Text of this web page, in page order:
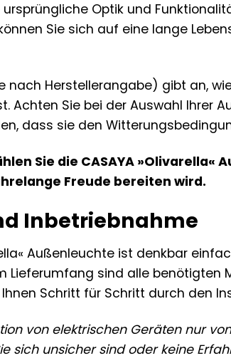
Optik und
Sie sich auf eine lange
nach Herstellerangabe) gibt an,
Achten Sie bei der Auswahl Ihrer
dass sie den
Sie die CASAYA »Olivarella«
Freude bereiten wird.
Inbetriebnahme
Außenleuchte ist denkbar
Lieferumfang sind alle benötigten
Schritt für Schritt durch den
von elektrischen Geräten nur
sich unsicher sind oder keine